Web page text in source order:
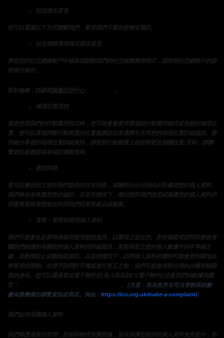
短信退出宣告
您可以通過以下方式聯繫我們，要求我們不要向您發送簡訊。
社交網路應用程式退出宣告
要從您的社交網路帳戶中移除或刪除我們的社交媒體應用程式，請按照社交網路中的說
明進行操作。
對於臉書：請參閱 臉書説明中心
地理位置資訊
當您使用我們的行動應用程式時，您可能會被要求透過該行動應用程式提供您的地理位
置。您可以通過調整行動裝置的位置服務設定來選擇不共用您的地理位置詳細資訊。要
拒絕分享您的地理位置詳細資訊，請按照行動裝置上的說明更改相關設置;否則，請聯
繫您的服務提供者或設備製造商。
撤回同意
您可以撤回您之前向我們提供的任何同意，或隨時以合法理由反對處理您的個人資料。
我們將在未來應用您的偏好。在某些情況下，撤回您對我們使用或揭露您的個人資料的
同意將意味著您無法利用我們的某些產品或服務。
查看、更新和修改個人資料
我們可能會在必要時保留和使用您的資訊，以實現上述目的。您有權要求訪問和接收有
關我們維護的有關您的個人資料的詳細資訊，更新和更正您的個人數據中的不準確之
處，並酌情阻止或刪除該資訊。在某些情況下，訪問個人資料的權利可能會受到當地法
律要求的限制。在授予訪問許可權或進行更正之前，我們可能會採取合理的步驟來驗證
您的身份。您可以通過發送電子郵件至{插入商店的CS電子郵件][注意我們的數據保護
官「
[注意：添加您所在司法管轄區的數
據保護機構的聯繫資訊或商店。例如： https://ico.org.uk/make-a-complaint/]
我們如何保護個人資料
我們維護適當的管理，技術和物理保護措施，旨在保護您提供的個人資料免受意外，非